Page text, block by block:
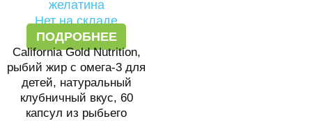
Нет на складе
ПОДРОБНЕЕ
California Gold Nutrition,
рыбий жир с омега-3 для
детей, натуральный
клубничный вкус, 60
капсул из рыбьего